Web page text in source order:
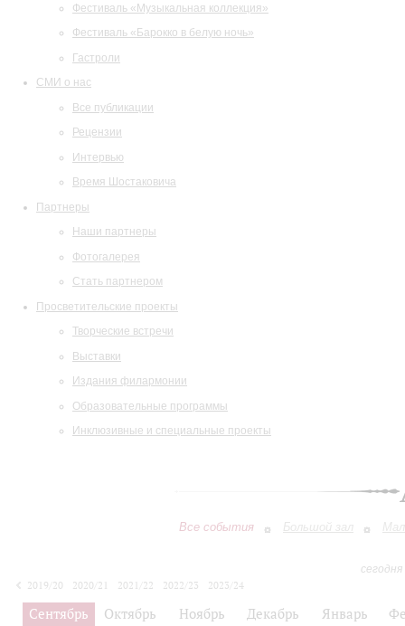
Фестиваль «Музыкальная коллекция»
Фестиваль «Барокко в белую ночь»
Гастроли
СМИ о нас
Все публикации
Рецензии
Интервью
Время Шостаковича
Партнеры
Наши партнеры
Фотогалерея
Стать партнером
Просветительские проекты
Творческие встречи
Выставки
Издания филармонии
Образовательные программы
Инклюзивные и специальные проекты
Все события Большой зал
2019/20
2020/21 2021/22 2022/23
2023/24
2024/25
2025/26
Сентябрь Октябрь Ноябрь Декабрь Январь